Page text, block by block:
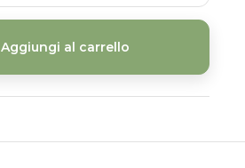
Aggiungi al carrello